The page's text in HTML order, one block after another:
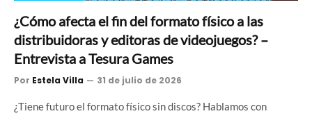
¿Cómo afecta el fin del formato físico a las
distribuidoras y editoras de videojuegos? –
Entrevista a Tesura Games
Por Estela Villa 31 de julio de 2026
¿Tiene futuro el formato físico sin discos? Hablamos con